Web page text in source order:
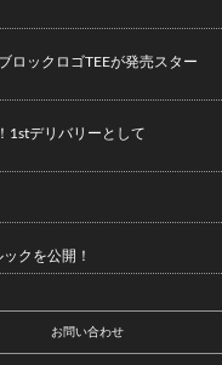
ロックロゴTEEが発売スター
1stデリバリーとして
クを公開！
お問い合わせ